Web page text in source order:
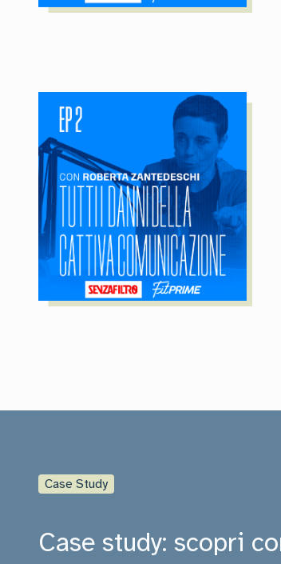
Case Study
Case study: scopri